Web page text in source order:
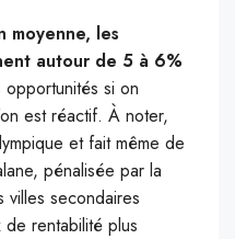
moyenne, les
autour de 5 à 6%
opportunités si on
est réactif. À noter,
et fait même de
pénalisée par la
villes secondaires
rentabilité plus